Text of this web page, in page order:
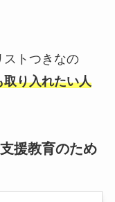
ストつきなの
り入れたい人
援教育のため